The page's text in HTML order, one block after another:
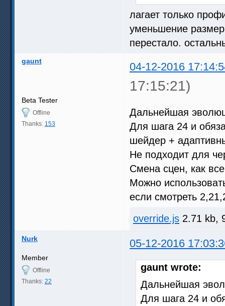
лагает только
уменьшение
перестало.
gaunt 04-12-2016
17:15:21)
Beta Tester
Offline
Thanks: 153
Дальнейшая
Для шага 24 и
шейдер +
Не подходит для
Смена сцен, как
Можно
если смотреть
override.js 2.71 kb,
Nurk 05-12-2016
Member
Offline
Thanks: 22
gaunt wrote:
Дальнейшая
Для шага 24 и